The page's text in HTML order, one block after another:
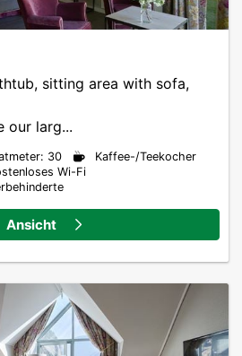
sitting area with sofa,
our larg...
30
Kaffee-/Teekocher
Wi-Fi
Ansicht